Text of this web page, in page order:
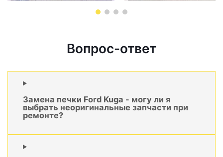
Вопрос-ответ
Замена печки Ford Kuga - могу ли я
выбрать неоригинальные запчасти при
ремонте?